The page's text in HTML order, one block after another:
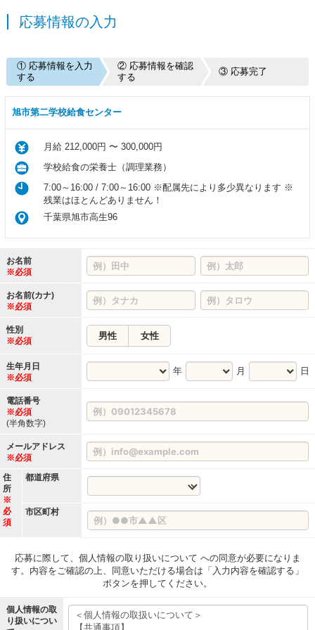
応募情報の入力
① 応募情報を入力
する
② 応募情報を確認
する
③ 応募完了
旭市第二学校給食センター
月給 212,000円 〜 300,000円
学校給食の栄養士（調理業務）
7:00～16:00 / 7:00～16:00 ※配属先により多少異なります ※
残業はほとんどありません！
千葉県旭市高生96
お名前
※必須
お名前(カナ)
※必須
性別
※必須
男性 女性
生年月日
※必須
年 月 日
電話番号
※必須
(半角数字)
メールアドレス
※必須
住
所
※
必
須
都道府県
市区町村
応募に際して、個人情報の取り扱いについて への同意が必要になりま
す。内容をご確認の上、同意いただける場合は「入力内容を確認する」
ボタンを押してください。
個人情報の取
り扱いについ